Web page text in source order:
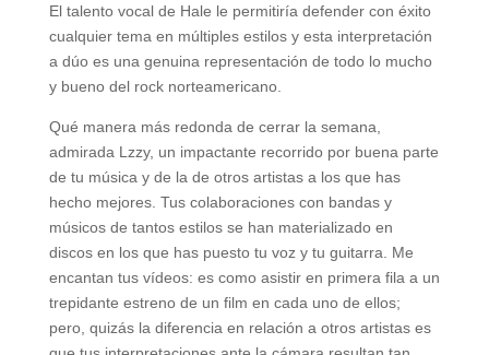
El talento vocal de Hale le permitiría defender con éxito
cualquier tema en múltiples estilos y esta interpretación
a dúo es una genuina representación de todo lo mucho
y bueno del rock norteamericano.
Qué manera más redonda de cerrar la semana,
admirada Lzzy, un impactante recorrido por buena parte
de tu música y de la de otros artistas a los que has
hecho mejores. Tus colaboraciones con bandas y
músicos de tantos estilos se han materializado en
discos en los que has puesto tu voz y tu guitarra. Me
encantan tus vídeos: es como asistir en primera fila a un
trepidante estreno de un film en cada uno de ellos;
pero, quizás la diferencia en relación a otros artistas es